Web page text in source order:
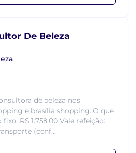
De Beleza
de beleza nos
e brasília shopping. O que
R$ 1.758,00 Vale refeição:
(conf...